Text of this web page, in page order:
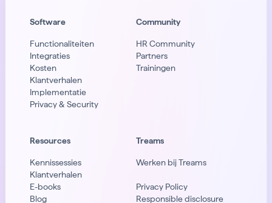
Software
Functionaliteiten
Integraties
Kosten
Klantverhalen
Implementatie
Privacy & Security
Community
HR Community
Partners
Trainingen
Resources
Kennissessies
Klantverhalen
E-books
Blog
Treams
Werken bij Treams
Privacy Policy
Responsible disclosure